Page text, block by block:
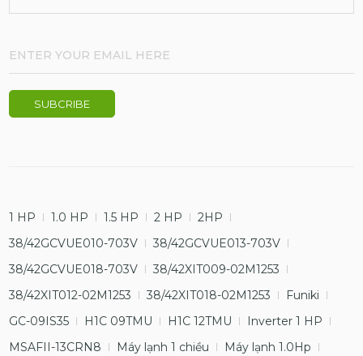
1 HP 1.0 HP 1.5 HP 2 HP
2HP
38/42GCVUE010-703V
38/42GCVUE013-703V
38/42GCVUE018-703V
38/42XIT009-02M1253
38/42XIT012-02M1253
38/42XIT018-02M1253
Funiki
GC-09IS35
H1C 09TMU H1C 12TMU
Inverter 1 HP
MSAFII-13CRN8
Máy lạnh 1 chiều
Máy lạnh 1.0Hp